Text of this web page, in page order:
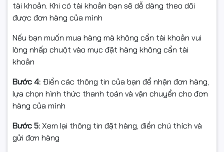
🙏 Cảm ơn Quý khách đã tin tưởng và lựa chọn sản
phẩm tại Ngọc Thọ Computer.
#DayHDMI #HDMI20 #HDMI4K #VeggiegVH301
#HDMIChinhHang #DayHDMIChinhHang
#DayHDMI19plus1 #HDMIUltraHD #DayHDMI15M
tài khoản. Khi có tài khoản bạn sẽ dễ dàng theo dõi
được đơn hàng của mình
Nếu bạn muốn mua hàng mà không cần tài khoản vui
lòng nhấp chuột vào mục đặt hàng không cần tài
khoản
Bước 4: Điền các thông tin của bạn để nhận đơn hàng,
lựa chọn hình thức thanh toán và vận chuyển cho đơn
hàng của mình
Bước 5:Xem lại thông tin đặt hàng, điền chú thích và
gửi đơn hàng